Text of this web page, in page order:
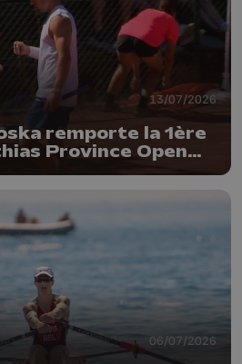
13/07/2026
remporte la 1ère
Province Open
06/07/2026